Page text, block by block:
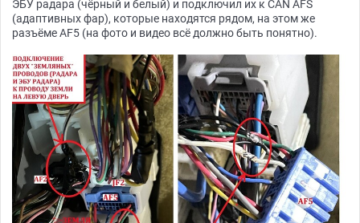
ЭБУ радара (чёрный и белый) и подключил их к CAN AFS
(адаптивных фар), которые находятся рядом, на этом же
разъёме AF5 (на фото и видео всё должно быть понятно).